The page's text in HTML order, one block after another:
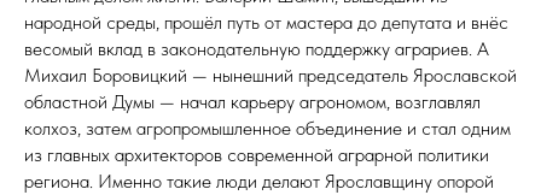
народной среды, прошёл путь от мастера до депутата и внёс
весомый вклад в законодательную поддержку аграриев. А
Михаил Боровицкий — нынешний председатель Ярославской
областной Думы — начал карьеру агрономом, возглавлял
колхоз, затем агропромышленное объединение и стал одним
из главных архитекторов современной аграрной политики
региона. Именно такие люди делают Ярославщину опорой